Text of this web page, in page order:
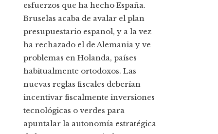
esfuerzos que ha hecho España.
Bruselas acaba de avalar el plan
presupuestario español, y a la vez
ha rechazado el de Alemania y ve
problemas en Holanda, países
habitualmente ortodoxos. Las
nuevas reglas fiscales deberían
incentivar fiscalmente inversiones
tecnológicas o verdes para
apuntalar la autonomía estratégica